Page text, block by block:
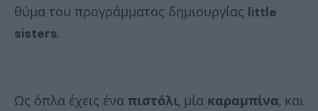
θύμα του προγράμματος δημιουργίας little
sisters.
Ως όπλα έχεις ένα πιστόλι, μία καραμπίνα, και